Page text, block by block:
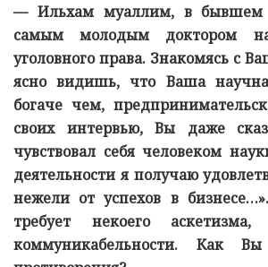
— Ильхам муаллим, в
самым молодым доктором
уголовного права. Знакомясь с
ясно видишь, что Ваша
богаче чем,
своих интервью, Вы даже
чувствовал себя человеком
деятельности я получаю
нежели от успехов в
требует некоего
коммуникабельности. Как